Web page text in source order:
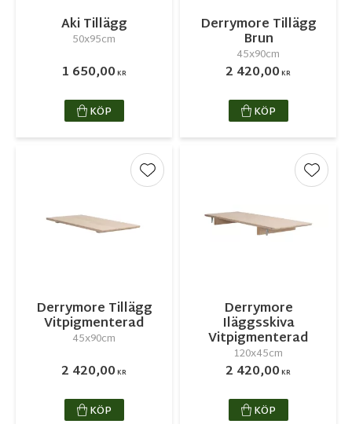
Aki Tillägg
50x95cm
1 650,00KR
KÖP
Derrymore Tillägg
Brun
45x90cm
2 420,00KR
KÖP
Derrymore Tillägg
Vitpigmenterad
45x90cm
2 420,00KR
Lägg till i favoriter
KÖP
Derrymore
Iläggsskiva
Vitpigmenterad
120x45cm
2 420,00KR
Lägg
KÖP